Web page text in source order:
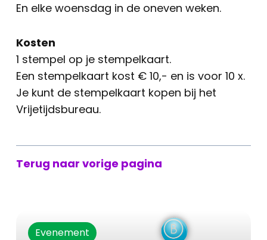
En elke woensdag in de oneven weken.
Kosten
1 stempel op je stempelkaart.
Een stempelkaart kost € 10,- en is voor 10 x.
Je kunt de stempelkaart kopen bij het
Vrijetijdsbureau.
Terug naar vorige pagina
Evenement